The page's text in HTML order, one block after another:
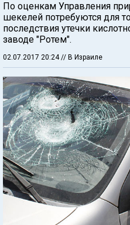
По оценкам Управления
шекелей потребуются для
последствия утечки
заводе "Ротем".
02.07.2017 20:24// В Израиле